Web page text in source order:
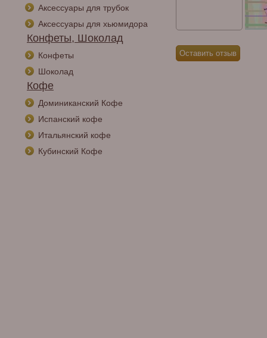
Аксессуары для трубок
Аксессуары для хьюмидора
Конфеты, Шоколад
Конфеты
Шоколад
Кофе
Доминиканский Кофе
Испанский кофе
Итальянский кофе
Кубинский Кофе